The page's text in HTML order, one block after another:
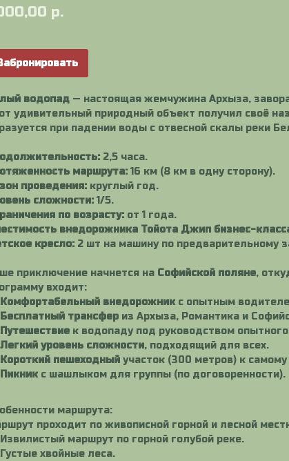
р.
водопад — настоящая жемчужина Архыза,
удивительный природный объект получил своё
при падении воды с отвесной скалы реки
2,5 часа.
маршрута: 16 км (8 км в одну сторону).
проведения: круглый год.
сложности: 1/5.
по возрасту: от 1 года.
внедорожника Тойота Джип бизнес-
кресло: 2 шт на машину по предварительному
приключение начнется на Софийской поляне,
входит:
Комфортабельный внедорожник с опытным
Бесплатный трансфер из Архыза, Романтика и
Путешествие к водопаду под руководством
Легкий уровень сложности, подходящий для всех.
Короткий пешеходный участок (300 метров) к
Пикник с шашлыком для группы (по договоренности).
маршрута:
проходит по живописной горной и лесной
Извилистый маршрут по горной голубой реке.
Густые хвойные леса.